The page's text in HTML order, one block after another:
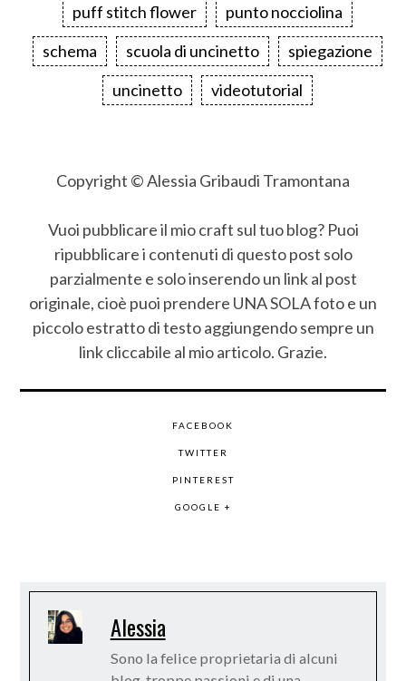
puff stitch flower
punto nocciolina
schema
scuola di uncinetto
spiegazione
uncinetto
videotutorial
Copyright © Alessia Gribaudi Tramontana
Vuoi pubblicare il mio craft sul tuo blog? Puoi
ripubblicare i contenuti di questo post solo
parzialmente e solo inserendo un link al post
originale, cioè puoi prendere UNA SOLA foto e un
piccolo estratto di testo aggiungendo sempre un
link cliccabile al mio articolo. Grazie.
FACEBOOK
TWITTER
PINTEREST
GOOGLE +
Alessia
Sono la felice proprietaria di alcuni